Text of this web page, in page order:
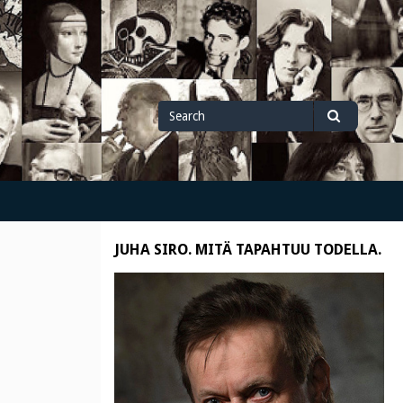
Search
for
Search
JUHA SIRO. MITÄ TAPAHTUU TODELLA.